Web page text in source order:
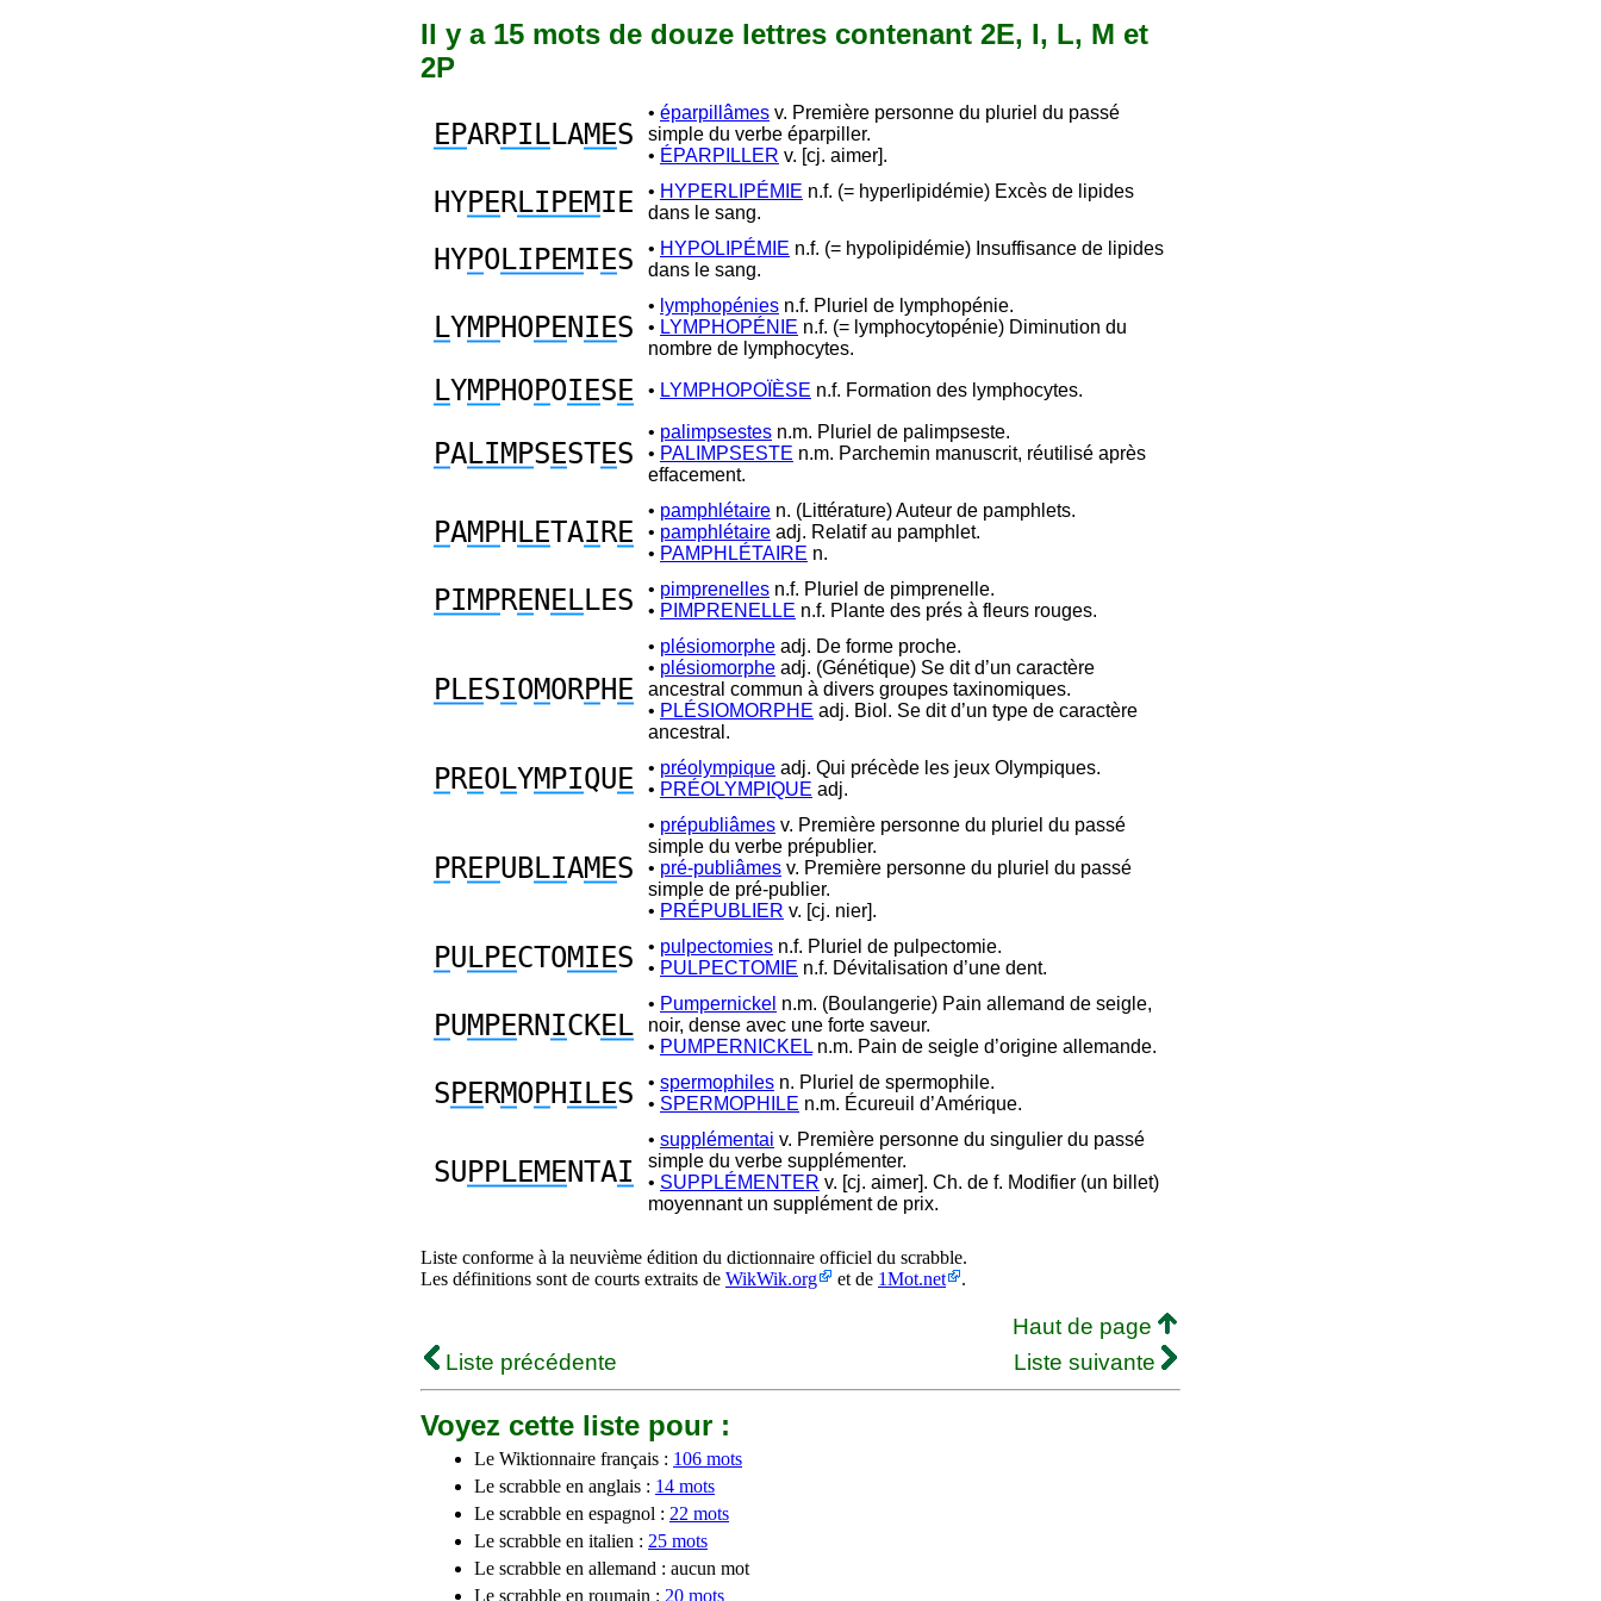
Il y a 15 mots de douze lettres contenant 2E, I, L, M et
2P
EPARPILLAMES
• éparpillâmes v. Première personne du pluriel du passé
simple du verbe éparpiller.
• ÉPARPILLER v. [cj. aimer].
HYPERLIPEMIE • HYPERLIPÉMIE n.f. (= hyperlipidémie) Excès de lipides
dans le sang.
HYPO LIPEMI ES • HYPOLIPÉMIE n.f. (= hypolipidémie) Insuffisance de lipides
dans le sang.
LYMPHOPENIES
• lymphopénies n.f. Pluriel de lymphopénie.
• LYMPHOPÉNIE n.f. (= lymphocytopénie) Diminution du
nombre de lymphocytes.
LYMPHOPOIESE • LYMPHOPOÏÈSE n.f. Formation des lymphocytes.
PALIMPSESTES
• palimpsestes n.m. Pluriel de palimpseste.
• PALIMPSESTE n.m. Parchemin manuscrit, réutilisé après
effacement.
PAMPH LETAI RE
• pamphlétaire n. (Littérature) Auteur de pamphlets.
• pamphlétaire adj. Relatif au pamphlet.
• PAMPHLÉTAIRE n.
PIMPREN ELLES • pimprenelles n.f. Pluriel de pimprenelle.
• PIMPRENELLE n.f. Plante des prés à fleurs rouges.
PLESIOMORPH E
• plésiomorphe adj. De forme proche.
• plésiomorphe adj. (Génétique) Se dit d’un caractère
ancestral commun à divers groupes taxinomiques.
• PLÉSIOMORPHE adj. Biol. Se dit d’un type de caractère
ancestral.
PREO LYMPIQUE • préolympique adj. Qui précède les jeux Olympiques.
• PRÉOLYMPIQUE adj.
PREPUBLIAMES
• prépubliâmes v. Première personne du pluriel du passé
simple du verbe prépublier.
• pré-publiâmes v. Première personne du pluriel du passé
simple de pré-publier.
• PRÉPUBLIER v. [cj. nier].
PU LPECTOMIES • pulpectomies n.f. Pluriel de pulpectomie.
• PULPECTOMIE n.f. Dévitalisation d’une dent.
PUMPERNICKEL
• Pumpernickel n.m. (Boulangerie) Pain allemand de seigle,
noir, dense avec une forte saveur.
• PUMPERNICKEL n.m. Pain de seigle d’origine allemande.
SPERMOPHILES • spermophiles n. Pluriel de spermophile.
• SPERMOPHILE n.m. Écureuil d’Amérique.
SUPPLEMENTAI
• supplémentai v. Première personne du singulier du passé
simple du verbe supplémenter.
• SUPPLÉMENTER v. [cj. aimer]. Ch. de f. Modifier (un billet)
moyennant un supplément de prix.
Liste conforme à la neuvième édition du dictionnaire officiel du scrabble.
Les définitions sont de courts extraits de WikWik.org et de 1Mot.net .
Haut de page
Liste précédente
Liste suivante
Voyez cette liste pour :
Le Wiktionnaire français : 106 mots
Le scrabble en anglais : 14 mots
Le scrabble en espagnol : 22 mots
Le scrabble en italien : 25 mots
Le scrabble en allemand : aucun mot
Le scrabble en roumain : 20 mots